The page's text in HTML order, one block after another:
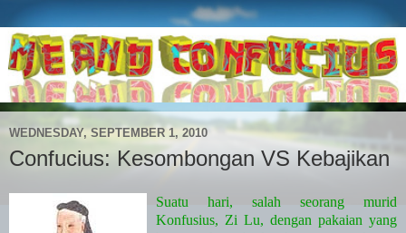
WEDNESDAY, SEPTEMBER 1, 2010
Confucius: Kesombongan VS Kebajikan
Suatu hari, salah seorang murid
Konfusius, Zi Lu, dengan pakaian yang